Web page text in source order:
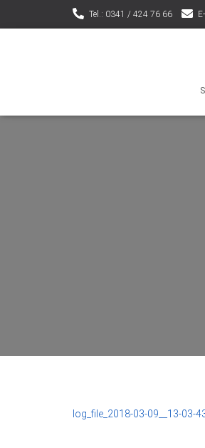
Tel.: 0341 / 424 76 66
log_file_2018-03-09__13-03-